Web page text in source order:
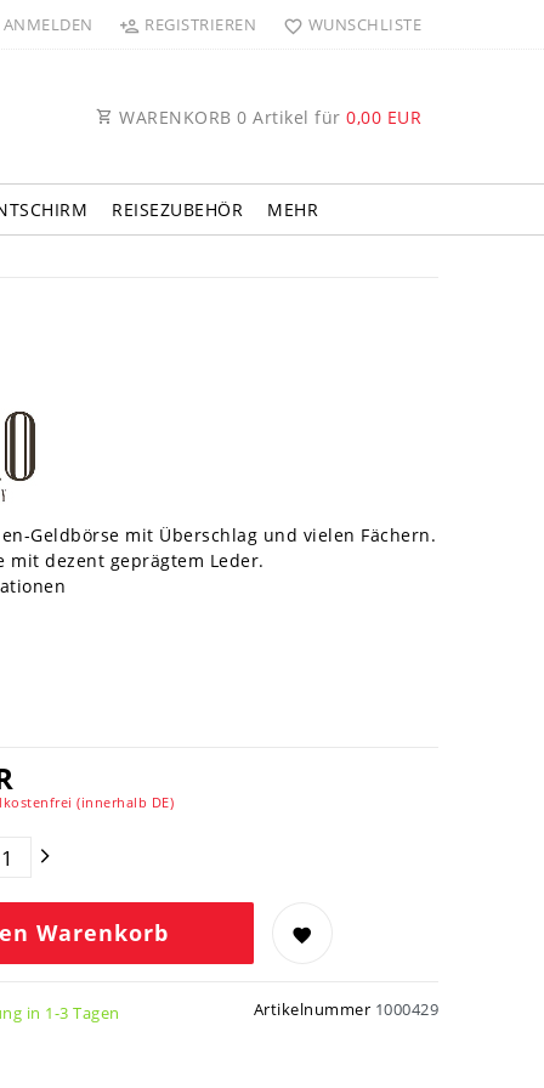
ANMELDEN REGISTRIEREN WUNSCHLISTE
WARENKORB 0 Artikel für 0,00 EUR
REISEZUBEHÖR MEHR
Geldbörse mit Überschlag und vielen Fächern.
mit dezent geprägtem Leder.
(innerhalb DE)
Warenkorb
in 1-3 Tagen Artikelnummer 1000429